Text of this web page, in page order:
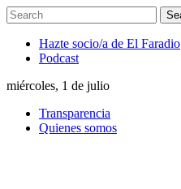
Hazte socio/a de El Faradio
Podcast
miércoles, 1 de julio
Transparencia
Quienes somos